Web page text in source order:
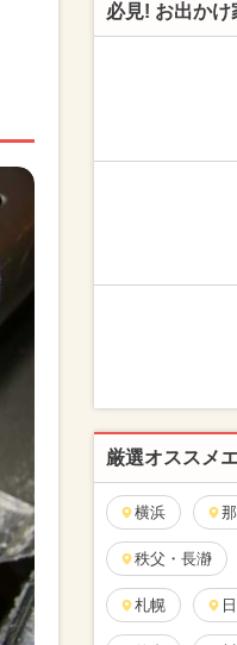
必見! お出か
厳選オススメ
横浜
秩父・長瀞
札幌